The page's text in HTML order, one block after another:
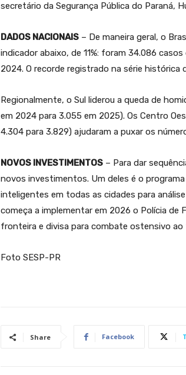
secretário da Segurança Pública do Paraná,
DADOS NACIONAIS – De maneira geral, o
indicador abaixo, de 11%: foram 34.086
2024. O recorde registrado na série histórica
Regionalmente, o Sul liderou a queda de
em 2024 para 3.055 em 2025). Os Centro
4.304 para 3.829) ajudaram a puxar os
NOVOS INVESTIMENTOS – Para dar
novos investimentos. Um deles é o programa
inteligentes em todas as cidades para
começa a implementar em 2026 o Polícia de
fronteira e divisa para combate ostensivo ao
Foto SESP-PR
Share Facebook